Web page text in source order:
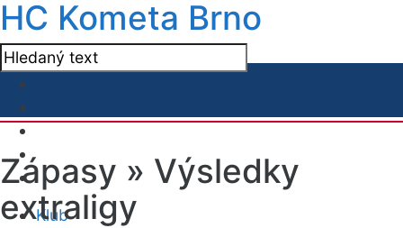
HC Kometa Brno
Klub
Zápasy » Výsledky
extraligy